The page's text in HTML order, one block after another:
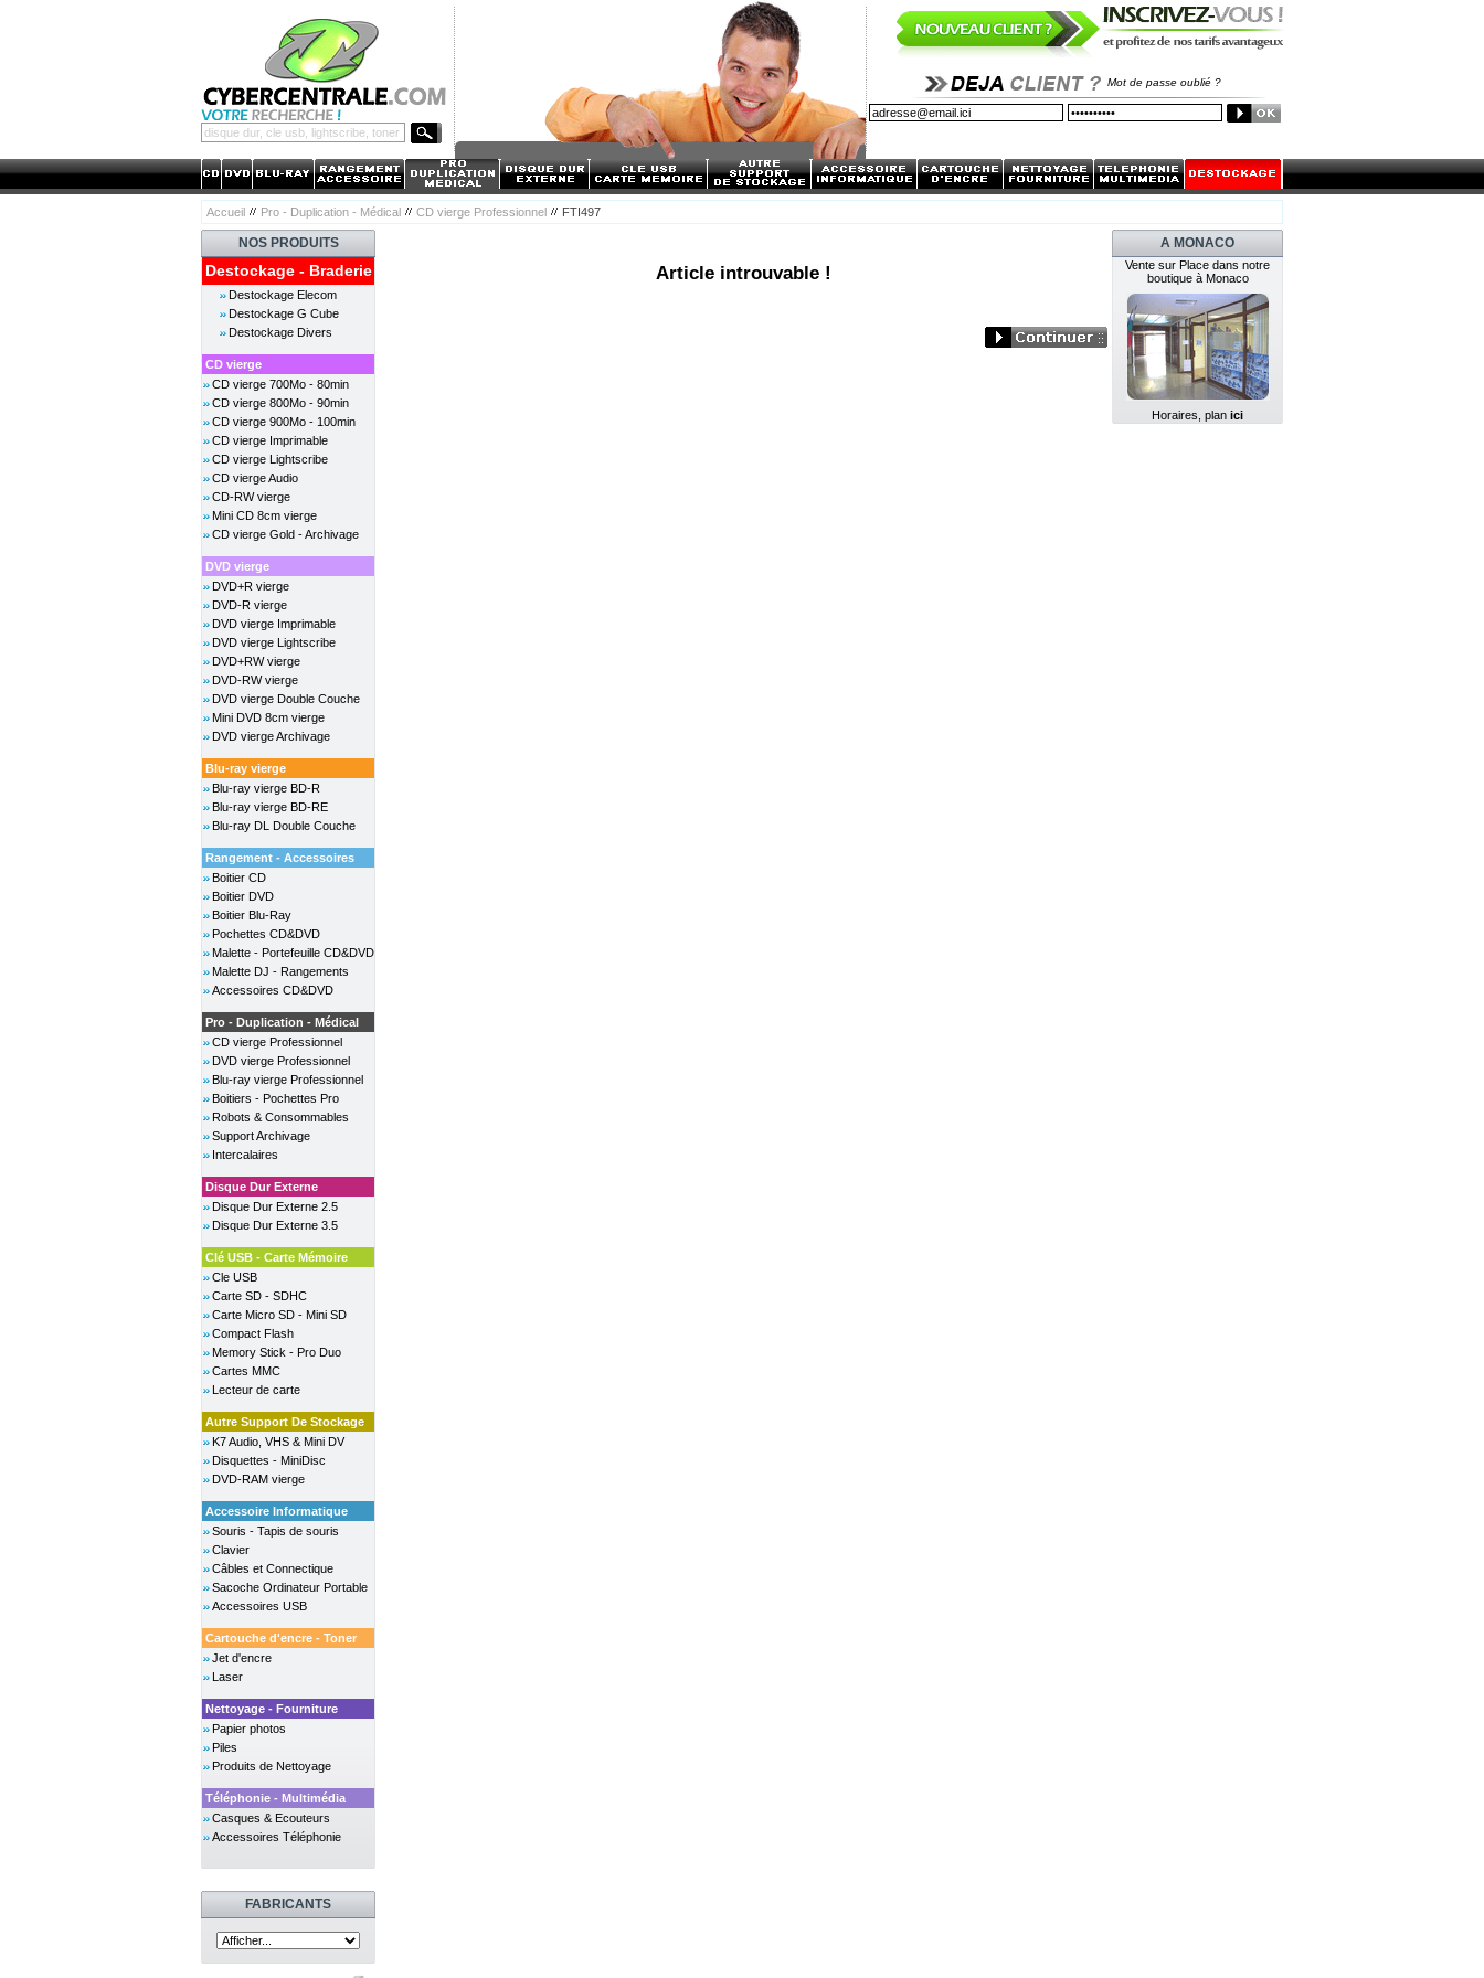
Mot de passe oublié ?
Accueil Pro - Duplication - Médical CD vierge Professionnel FTI497
NOS PRODUITS
Destockage - Braderie
Destockage Elecom
Destockage G Cube
Destockage Divers
CD vierge
CD vierge 700Mo - 80min
CD vierge 800Mo - 90min
CD vierge 900Mo - 100min
CD vierge Imprimable
CD vierge Lightscribe
CD vierge Audio
CD-RW vierge
Mini CD 8cm vierge
CD vierge Gold - Archivage
DVD vierge
DVD+R vierge
DVD-R vierge
DVD vierge Imprimable
DVD vierge Lightscribe
DVD+RW vierge
DVD-RW vierge
DVD vierge Double Couche
Mini DVD 8cm vierge
DVD vierge Archivage
Blu-ray vierge
Blu-ray vierge BD-R
Blu-ray vierge BD-RE
Blu-ray DL Double Couche
Rangement - Accessoires
Boitier CD
Boitier DVD
Boitier Blu-Ray
Pochettes CD&DVD
Malette - Portefeuille CD&DVD
Malette DJ - Rangements
Accessoires CD&DVD
Pro - Duplication - Médical
CD vierge Professionnel
DVD vierge Professionnel
Blu-ray vierge Professionnel
Boitiers - Pochettes Pro
Robots & Consommables
Support Archivage
Intercalaires
Disque Dur Externe
Disque Dur Externe 2.5
Disque Dur Externe 3.5
Clé USB - Carte Mémoire
Cle USB
Carte SD - SDHC
Carte Micro SD - Mini SD
Compact Flash
Memory Stick - Pro Duo
Cartes MMC
Lecteur de carte
Autre Support De Stockage
K7 Audio, VHS & Mini DV
Disquettes - MiniDisc
DVD-RAM vierge
Accessoire Informatique
Souris - Tapis de souris
Clavier
Câbles et Connectique
Sacoche Ordinateur Portable
Accessoires USB
Cartouche d'encre - Toner
Jet d'encre
Laser
Nettoyage - Fourniture
Papier photos
Piles
Produits de Nettoyage
Téléphonie - Multimédia
Casques & Ecouteurs
Accessoires Téléphonie
FABRICANTS
Article introuvable !
A MONACO
Vente sur Place dans notre
boutique à Monaco
Horaires, plan ici